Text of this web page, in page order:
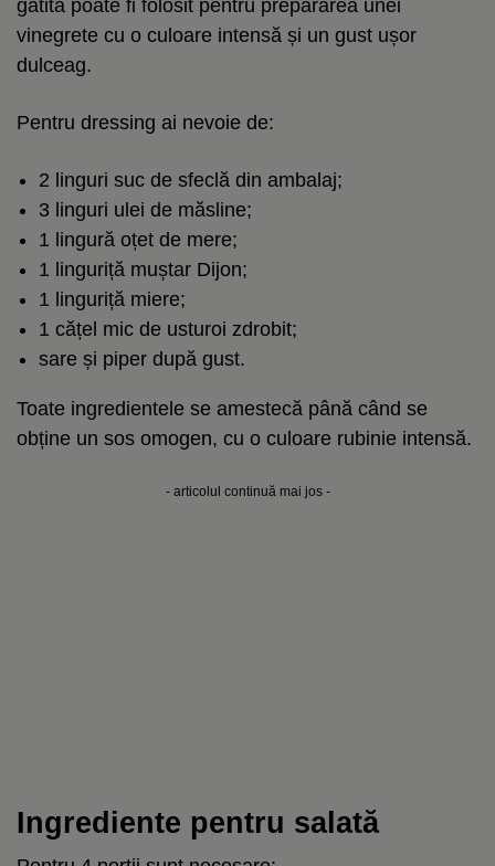
gătită poate fi folosit pentru prepararea unei
vinegrete cu o culoare intensă și un gust ușor
dulceag.
Pentru dressing ai nevoie de:
2 linguri suc de sfeclă din ambalaj;
3 linguri ulei de măsline;
1 lingură oțet de mere;
1 linguriță muștar Dijon;
1 linguriță miere;
1 cățel mic de usturoi zdrobit;
sare și piper după gust.
Toate ingredientele se amestecă până când se
obține un sos omogen, cu o culoare rubinie intensă.
- articolul continuă mai jos -
Ingrediente pentru salată